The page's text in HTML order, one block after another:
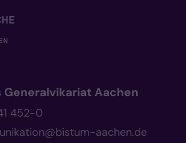
Generalvikariat Aachen
452-0
aachen.de